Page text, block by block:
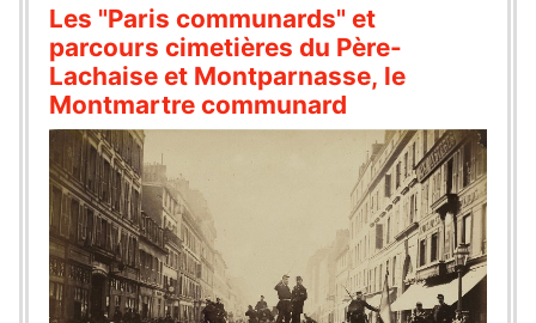
Les "Paris communards" et
parcours cimetières du Père-
Lachaise et Montparnasse, le
Montmartre communard